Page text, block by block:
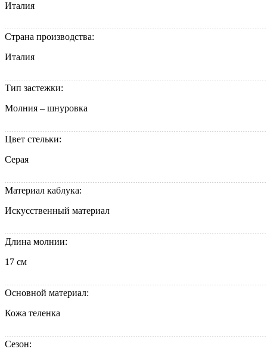
Италия
Страна производства:
Италия
Тип застежки:
Молния – шнуровка
Цвет стельки:
Серая
Материал каблука:
Искусственный материал
Длина молнии:
17 см
Основной материал:
Кожа теленка
Сезон: